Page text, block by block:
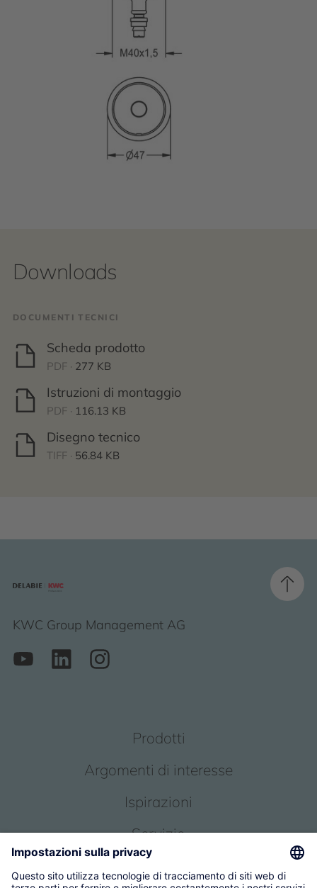
Downloads
DOCUMENTI TECNICI
Scheda prodotto
PDF · 277 KB
Istruzioni di montaggio
PDF · 116.13 KB
Disegno tecnico
TIFF · 56.84 KB
KWC Group Management AG
Prodotti
Argomenti di interesse
Ispirazioni
Servizio
Chi siamo